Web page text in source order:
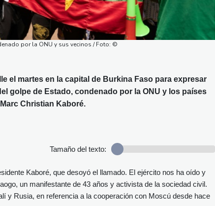
por la ONU y sus vecinos / Foto: ©
el martes en la capital de Burkina Faso para expresar
golpe de Estado, condenado por la ONU y los países
Christian Kaboré.
Tamaño del texto:
Kaboré, que desoyó el llamado. El ejército nos ha oído y
un manifestante de 43 años y activista de la sociedad civil.
y Rusia, en referencia a la cooperación con Moscú desde hace